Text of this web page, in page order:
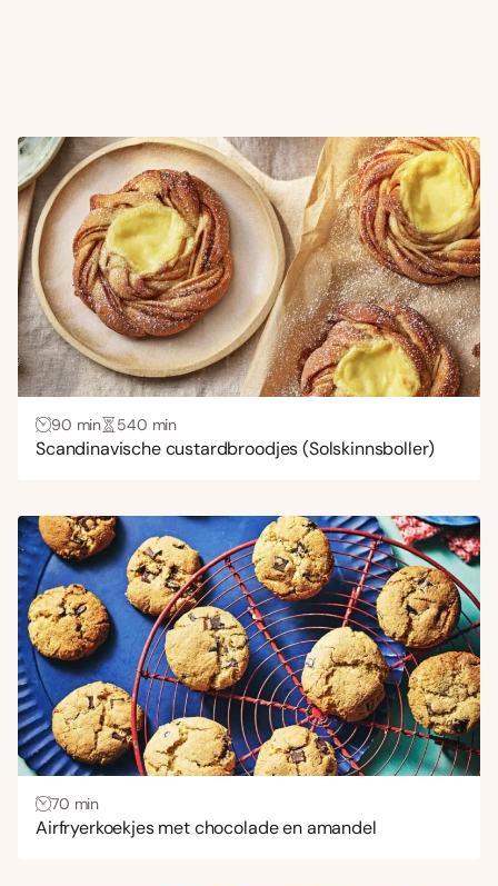
90 min 540 min
Scandinavische custardbroodjes (Solskinnsboller)
70 min
Airfryerkoekjes met chocolade en amandel